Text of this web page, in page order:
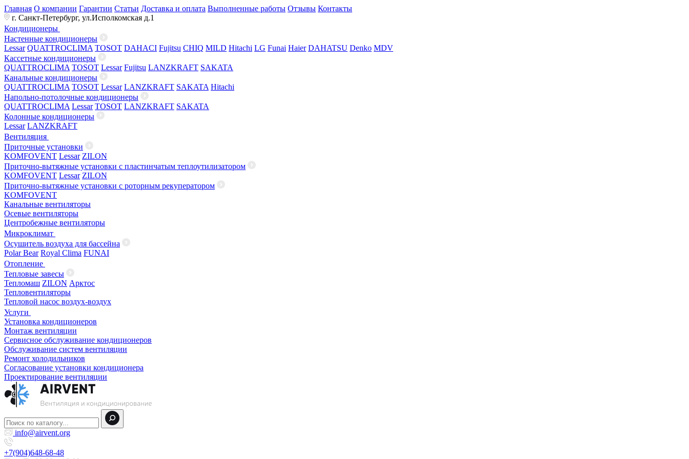
Главная О компании Гарантии Статьи Доставка и оплата Выполненные работы Отзывы Контакты
г. Санкт-Петербург, ул.Исполкомская д.1
Кондиционеры
Настенные кондиционеры
Lessar QUATTROCLIMA TOSOT DAHACI Fujitsu CHIQ MILD Hitachi LG Funai Haier DAHATSU Denko MDV
Кассетные кондиционеры
QUATTROCLIMA TOSOT Lessar Fujitsu LANZKRAFT SAKATA
Канальные кондиционеры
QUATTROCLIMA TOSOT Lessar LANZKRAFT SAKATA Hitachi
Напольно-потолочные кондиционеры
QUATTROCLIMA Lessar TOSOT LANZKRAFT SAKATA
Колонные кондиционеры
Lessar LANZKRAFT
Вентиляция
Приточные установки
KOMFOVENT Lessar ZILON
Приточно-вытяжные установки с пластинчатым теплоутилизатором
KOMFOVENT Lessar ZILON
Приточно-вытяжные установки с роторным рекуператором
KOMFOVENT
Канальные вентиляторы
Осевые вентиляторы
Центробежные вентиляторы
Микроклимат
Осушитель воздуха для бассейна
Polar Bear Royal Clima FUNAI
Отопление
Тепловые завесы
Тепломаш ZILON Арктос
Тепловентиляторы
Тепловой насос воздух-воздух
Услуги
Установка кондиционеров
Монтаж вентиляции
Сервисное обслуживание кондиционеров
Обслуживание систем вентиляции
Ремонт холодильников
Согласование установки кондиционера
Проектирование вентиляции
info@airvent.org
+7(904)648-68-48